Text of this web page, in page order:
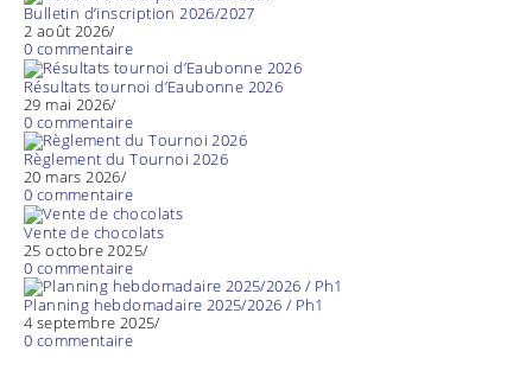
Bulletin d’inscription 2026/2027
2 août 2026/
0 commentaire
Résultats tournoi d’Eaubonne 2026
29 mai 2026/
0 commentaire
Règlement du Tournoi 2026
20 mars 2026/
0 commentaire
Vente de chocolats
25 octobre 2025/
0 commentaire
Planning hebdomadaire 2025/2026 / Ph1
4 septembre 2025/
0 commentaire